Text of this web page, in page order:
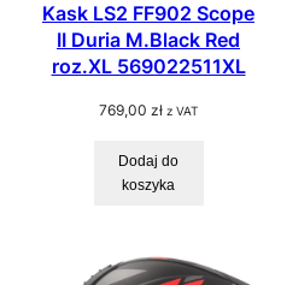
Kask LS2 FF902 Scope
II Duria M.Black Red
roz.XL 569022511XL
769,00 zł z VAT
Dodaj do
koszyka